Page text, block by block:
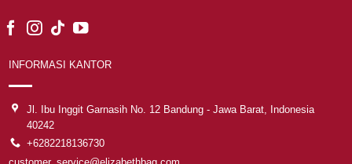
INFORMASI KANTOR
Jl. Ibu Inggit Garnasih No. 12 Bandung - Jawa Barat, Indonesia
40242
+6282218136730